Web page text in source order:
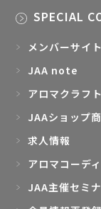
SPECIAL
メンバーサイ
JAA note
アロマクラフ
JAAショップ
求人情報
アロマコーデ
JAA主催セミ